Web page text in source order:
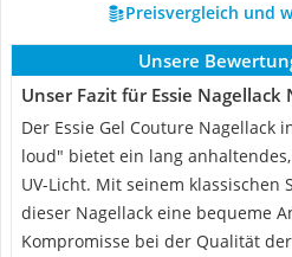
Preisvergleich und
Unsere
Unser Fazit für Essie
Der Essie Gel Couture Nagellack
loud" bietet ein lang
UV-Licht. Mit seinem klassischen
dieser Nagellack eine bequeme
Kompromisse bei der Qualität